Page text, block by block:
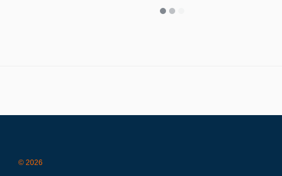
© 2026